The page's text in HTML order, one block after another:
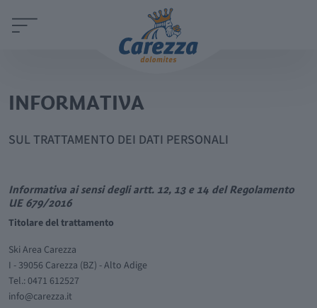
INFORMATIVA
SUL TRATTAMENTO DEI DATI PERSONALI
Informativa ai sensi degli artt. 12, 13 e 14 del Regolamento
UE 679/2016
Titolare del trattamento
Ski Area Carezza
I - 39056 Carezza (BZ) - Alto Adige
Tel.: 0471 612527
info@carezza.it